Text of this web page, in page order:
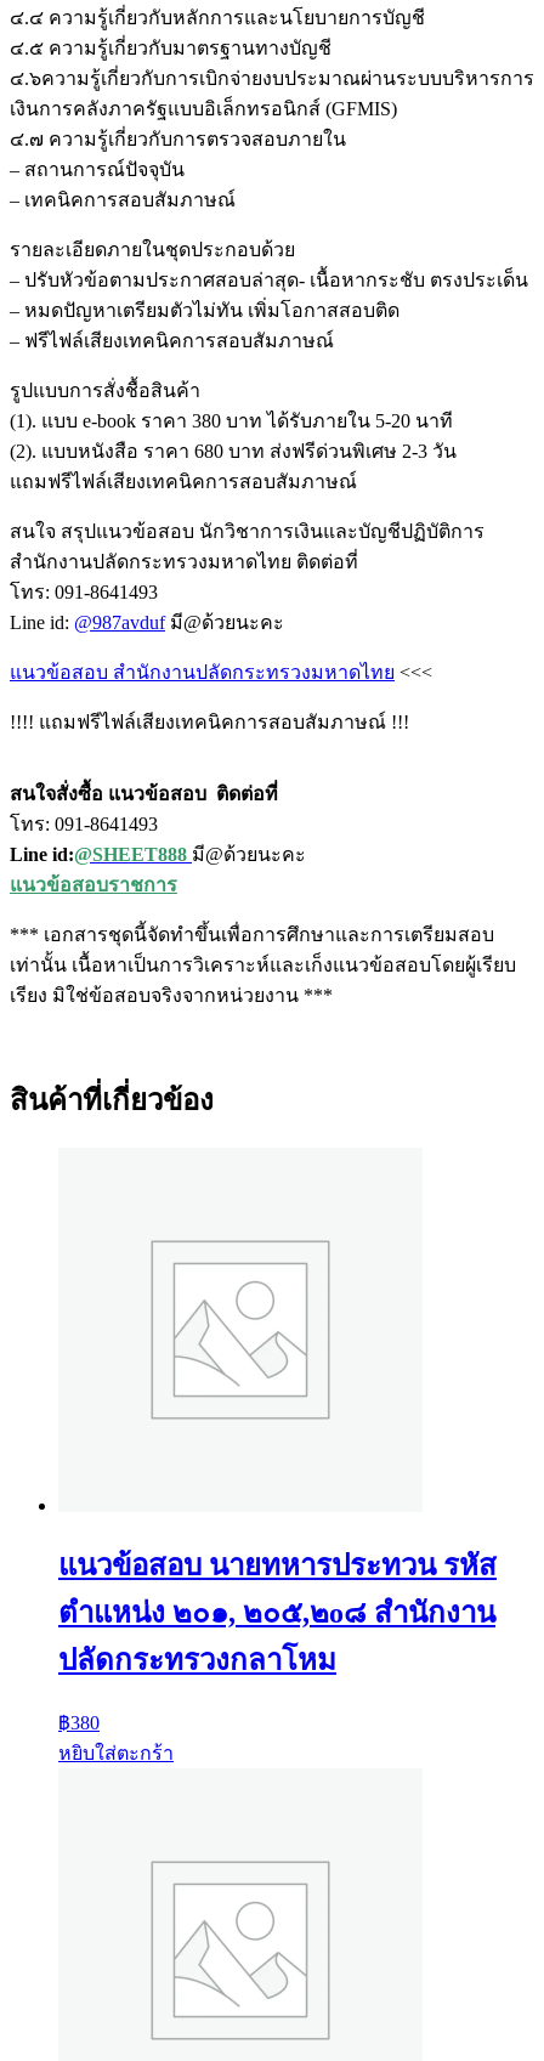
๔.๔ ความรู้เกี่ยวกับหลักการและนโยบายการบัญชี
๔.๕ ความรู้เกี่ยวกับมาตรฐานทางบัญชี
๔.๖ความรู้เกี่ยวกับการเบิกจ่ายงบประมาณผ่านระบบบริหารการ
เงินการคลังภาครัฐแบบอิเล็กทรอนิกส์ (GFMIS)
๔.๗ ความรู้เกี่ยวกับการตรวจสอบภายใน
– สถานการณ์ปัจจุบัน
– เทคนิคการสอบสัมภาษณ์
รายละเอียดภายในชุดประกอบด้วย
– ปรับหัวข้อตามประกาศสอบล่าสุด- เนื้อหากระชับ ตรงประเด็น
– หมดปัญหาเตรียมตัวไม่ทัน เพิ่มโอกาสสอบติด
– ฟรีไฟล์เสียงเทคนิคการสอบสัมภาษณ์
รูปแบบการสั่งชื้อสินค้า
(1). แบบ e-book ราคา 380 บาท ได้รับภายใน 5-20 นาที
(2). แบบหนังสือ ราคา 680 บาท ส่งฟรีด่วนพิเศษ 2-3 วัน
แถมฟรีไฟล์เสียงเทคนิคการสอบสัมภาษณ์
สนใจ สรุปแนวข้อสอบ นักวิชาการเงินและบัญชีปฏิบัติการ
สำนักงานปลัดกระทรวงมหาดไทย ติดต่อที่
โทร: 091-8641493
Line id: @987avdufมี@ด้วยนะคะ
แนวข้อสอบ สำนักงานปลัดกระทรวงมหาดไทย <<<
!!!! แถมฟรีไฟล์เสียงเทคนิคการสอบสัมภาษณ์ !!!
สนใจสั่งซื้อ แนวข้อสอบ ติดต่อที่
โทร: 091-8641493
Line id:@SHEET888 มี@ด้วยนะคะ
แนวข้อสอบราชการ
*** เอกสารชุดนี้จัดทำขึ้นเพื่อการศึกษาและการเตรียมสอบ
เท่านั้น เนื้อหาเป็นการวิเคราะห์และเก็งแนวข้อสอบโดยผู้เรียบ
เรียง มิใช่ข้อสอบจริงจากหน่วยงาน ***
สินค้าที่เกี่ยวข้อง
แนวข้อสอบ นายทหารประทวน รหัส
ตำแหน่ง ๒๐๑, ๒๐๕,๒o๘ สำนักงาน
ปลัดกระทรวงกลาโหม
฿380
หยิบใส่ตะกร้า